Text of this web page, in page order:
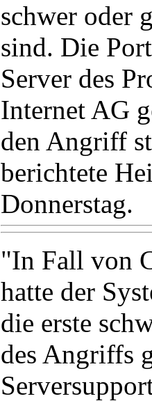
schwer oder
sind. Die
Server des
Internet AG
den Angriff
berichtete
Donnerstag.
"In Fall von
hatte der
die erste
des Angriffs